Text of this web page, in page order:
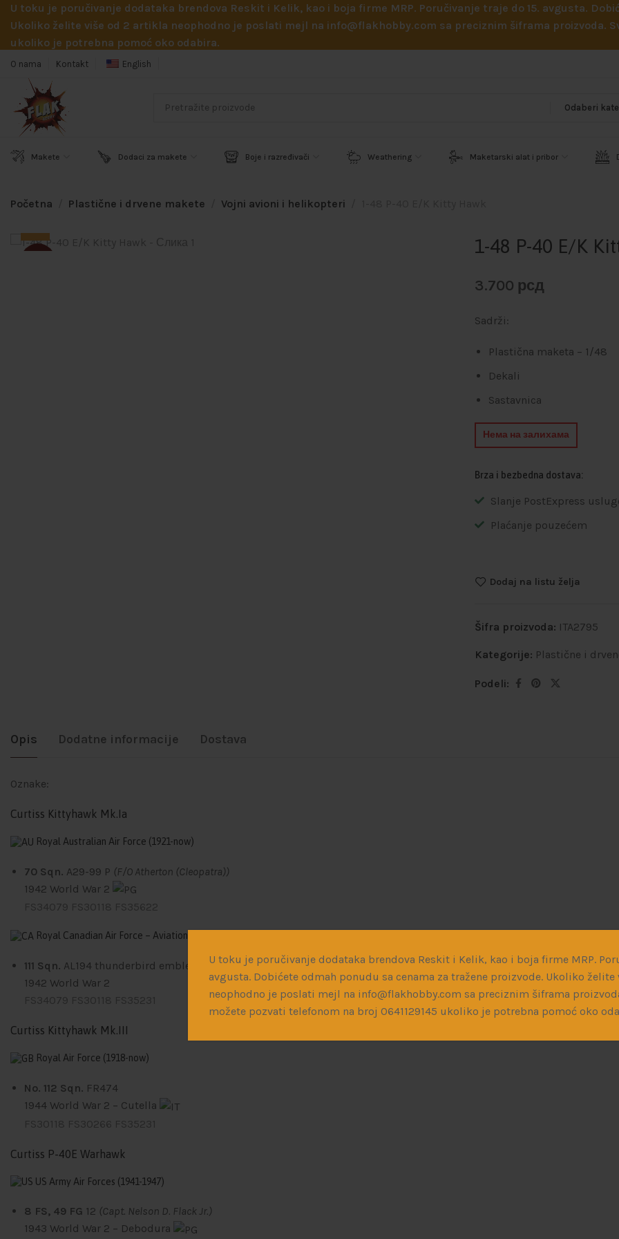
U toku je poručivanje dodataka brendova Reskit i Kelik, kao i boja firme MRP.
avgusta. Dobićete odmah ponudu sa cenama za tražene proizvode. Ukoliko
neophodno je poslati mejl na info@flakhobby.com sa preciznim šiframa
možete pozvati telefonom na broj 0641129145 ukoliko je potrebna pomoć oko
U toku je poručivanje dodataka brendova Reskit i Kelik, kao i boja firme MRP. Poručivanje traje do 15. avgusta.
Ukoliko želite više od 2 artikla neophodno je poslati mejl na info@flakhobby.com sa preciznim šiframa proizvoda.
ukoliko je potrebna pomoć oko odabira.
O nama Kontakt English
Makete Dodaci za makete Boje i razređivači Weathering Maketarski alat i pribor
Početna Plastične i drvene makete Vojni avioni i helikopteri
1-48 P-40 E/K
3.700 рсд
Sadrži:
Plastična maketa – 1/48
Dekali
Sastavnica
Нема на залихама
Brza i bezbedna dostava:
Slanje PostExpress
Plaćanje pouzećem
Dodaj na listu želja
Šifra proizvoda: ITA2795
Kategorije: Plastične i
Podeli:
Opis Dodatne informacije Dostava
Oznake:
Curtiss Kittyhawk Mk.Ia
Royal Australian Air Force (1921-now)
70 Sqn. A29-99 P (F/O Atherton (Cleopatra))
1942 World War 2
Royal Canadian Air Force – Aviation royale canadienne
111 Sqn. AL194 thunderbird emblem
1942 World War 2
Curtiss Kittyhawk Mk.III
Royal Air Force (1918-now)
No. 112 Sqn. FR474
1944 World War 2 – Cutella
Curtiss P-40E Warhawk
US Army Air Forces (1941-1947)
8 FS, 49 FG 12 (Capt. Nelson D. Flack Jr.)
1943 World War 2 – Debodura